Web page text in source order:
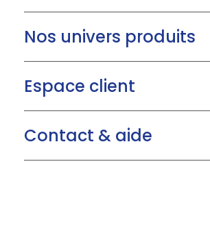
Nos univers produits
Espace client
Contact & aide